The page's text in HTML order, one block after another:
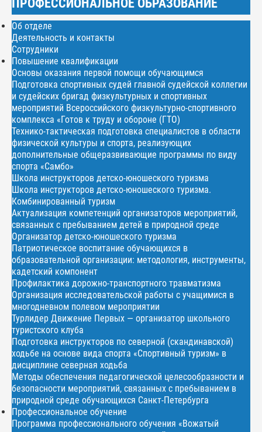
Об отделе
Деятельность и контакты
Сотрудники
Повышение квалификации
Основы оказания первой помощи обучающимся
Подготовка спортивных судей главной судейской коллегии
и судейских бригад физкультурных и спортивных
мероприятий Всероссийского физкультурно-спортивного
комплекса «Готов к труду и обороне (ГТО)
Технико-тактическая подготовка специалистов в области
физической культуры и спорта, реализующих
дополнительные общеразвивающие программы по виду
спорта «Самбо»
Школа инструкторов детско-юношеского туризма
Школа инструкторов детско-юношеского туризма.
Комбинированный туризм
Актуализация компетенций организаторов мероприятий,
связанных с пребыванием детей в природной среде
Организатор детско-юношеского туризма
Патриотическое воспитание обучающихся в
образовательной организации: методология, инструменты,
кадетский компонент
Профилактика дорожно-транспортного травматизма
Организация исследовательской работы с учащимися в
многодневном полевом мероприятии
Турлидер Движение Первых — организатор школьного
туристского клуба
Подготовка инструкторов по северной (скандинавской)
ходьбе на основе вида спорта «Спортивный туризм» в
дисциплине северная ходьба
Методы обеспечения педагогической целесообразности и
безопасности мероприятий, связанных с пребыванием в
природной среде обучающихся Санкт-Петербурга
Профессиональное обучение
Программа профессионального обучения «Вожатый